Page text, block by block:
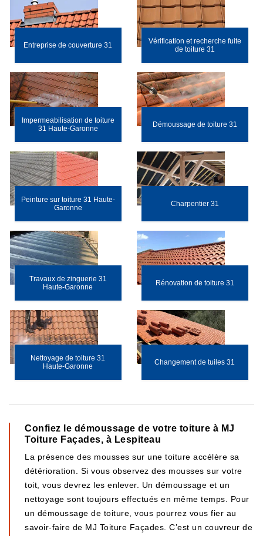
Entreprise de couverture 31
Vérification et recherche fuite
de toiture 31
Impermeabilisation de toiture
31 Haute-Garonne
Démoussage de toiture 31
Peinture sur toiture 31 Haute-
Garonne
Charpentier 31
Travaux de zinguerie 31
Haute-Garonne
Rénovation de toiture 31
Nettoyage de toiture 31
Haute-Garonne
Changement de tuiles 31
Confiez le démoussage de votre toiture à MJ
Toiture Façades, à Lespiteau
La présence des mousses sur une toiture accélère sa
détérioration. Si vous observez des mousses sur votre
toit, vous devrez les enlever. Un démoussage et un
nettoyage sont toujours effectués en même temps. Pour
un démoussage de toiture, vous pourrez vous fier au
savoir-faire de MJ Toiture Façades. C’est un couvreur de